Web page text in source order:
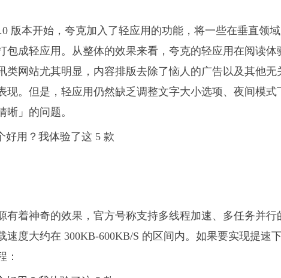
版本开始，夸克加入了轻应用的功能，将一些在垂直领
包成轻应用。从整体的效果来看，夸克的轻应用在阅读体
类网站尤其明显，内容排版去除了恼人的广告以及其他无
现。但是，轻应用仍然缺乏调整文字大小选项、夜间模式
」的问题。
有着神奇的效果，官方号称支持多线程加速、多任务并行
速度大约在 300KB-600KB/S 的区间内。如果要实现提速
：